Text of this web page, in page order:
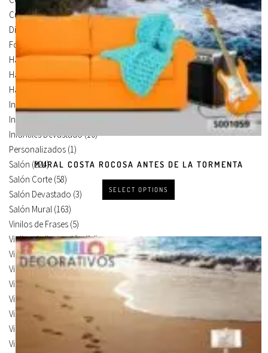
MURAL COSTA ROCOSA ANTES DE LA TORMENTA
SELECT OPTIONS
Cuadros en Vinilos(105)
Diseños en Vinilo
Foto Lienzo
Habitación(4)
Habitación Corte
Habitación Devastado
Infantiles(75)
Infantiles Corte
Infantiles Devastado(10)
Personalizados (1)
Salón (224)
Salón Corte (58)
Salón Devastado (3)
Salón Mural (163)
Vinilos de Frases (5)
Vinilos de Ilustración(14)
Vinilos de Marcas(19)
Vinilos de Pegatinas(9)
Vinilos Para Armarios
Vinilos Para Coches
Vinilos Para Frigorificos
Vinilos Para Paredes
Vinilos Para Puertas
(9)